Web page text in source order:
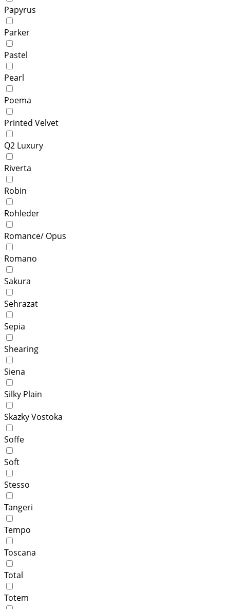
Papyrus
Parker
Pastel
Pearl
Poema
Printed Velvet
Q2 Luxury
Riverta
Robin
Rohleder
Romance/ Opus
Romano
Sakura
Sehrazat
Sepia
Shearing
Siena
Silky Plain
Skazky Vostoka
Soffe
Soft
Stesso
Tangeri
Tempo
Toscana
Total
Totem